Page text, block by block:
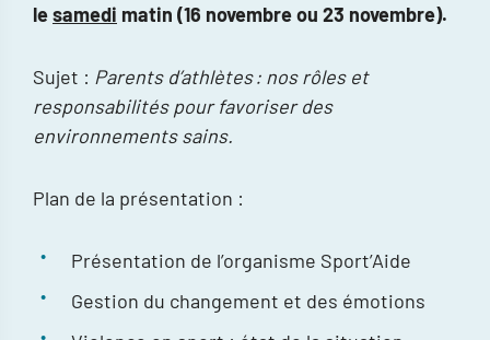
lesamedi matin (16 novembre ou 23 novembre).
Sujet : Parents d’athlètes : nos rôles et
responsabilités pour favoriser des
environnements sains.
Plan de la présentation :
Présentation de l’organisme Sport’Aide
Gestion du changement et des émotions